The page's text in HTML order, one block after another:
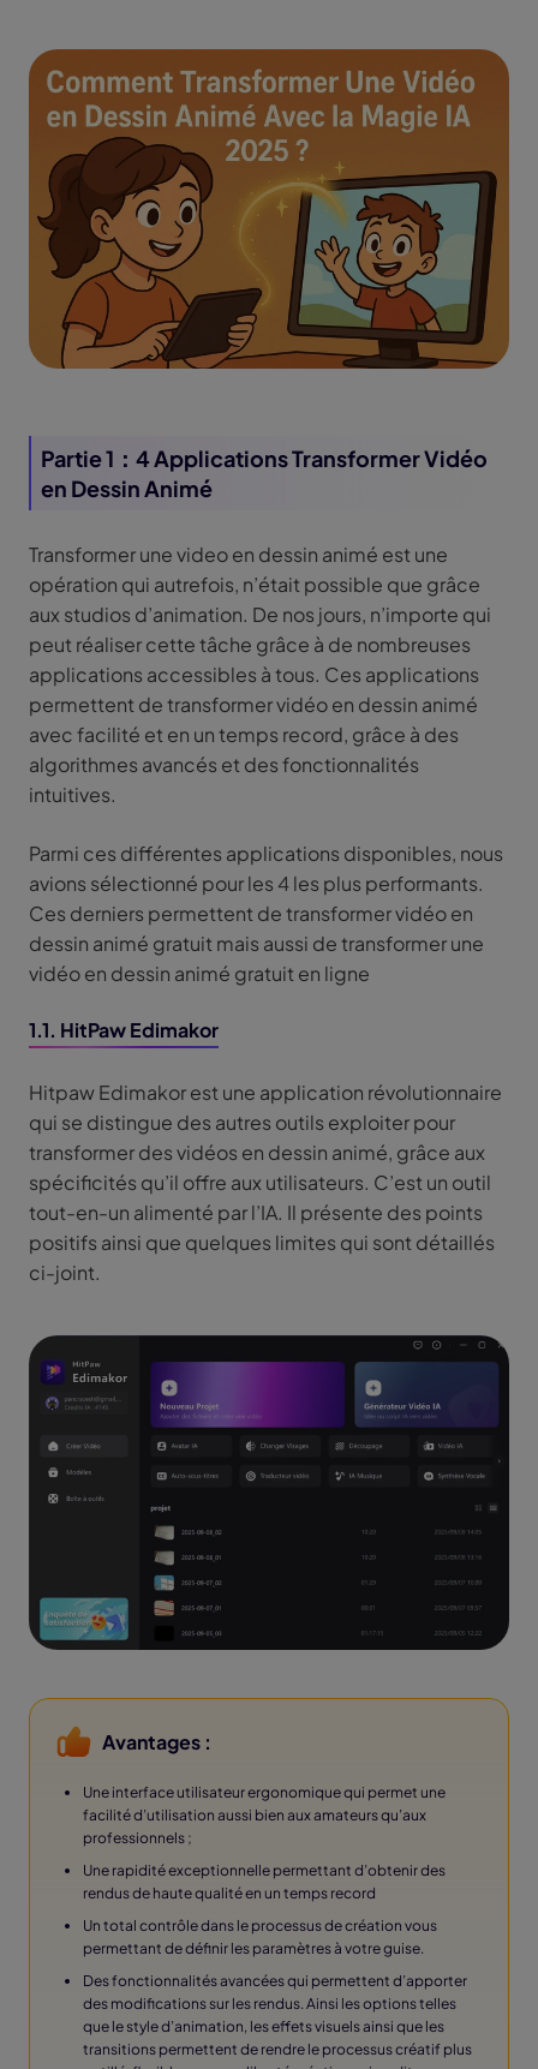
Partie 1：4 Applications Transformer Vidéo
en Dessin Animé
Transformer une video en dessin animé est une
opération qui autrefois, n’était possible que grâce
aux studios d’animation. De nos jours, n’importe qui
peut réaliser cette tâche grâce à de nombreuses
applications accessibles à tous. Ces applications
permettent de transformer vidéo en dessin animé
avec facilité et en un temps record, grâce à des
algorithmes avancés et des fonctionnalités
intuitives.
Parmi ces différentes applications disponibles, nous
avions sélectionné pour les 4 les plus performants.
Ces derniers permettent de transformer vidéo en
dessin animé gratuit mais aussi de transformer une
vidéo en dessin animé gratuit en ligne
1.1. HitPaw Edimakor
Hitpaw Edimakor est une application révolutionnaire
qui se distingue des autres outils exploiter pour
transformer des vidéos en dessin animé, grâce aux
spécificités qu’il offre aux utilisateurs. C’est un outil
tout-en-un alimenté par l’IA. Il présente des points
positifs ainsi que quelques limites qui sont détaillés
ci-joint.
Avantages :
Une interface utilisateur ergonomique qui permet une
facilité d’utilisation aussi bien aux amateurs qu’aux
professionnels ;
Une rapidité exceptionnelle permettant d’obtenir des
rendus de haute qualité en un temps record
Un total contrôle dans le processus de création vous
permettant de définir les paramètres à votre guise.
Des fonctionnalités avancées qui permettent d’apporter
des modifications sur les rendus. Ainsi les options telles
que le style d’animation, les effets visuels ainsi que les
transitions permettent de rendre le processus créatif plus